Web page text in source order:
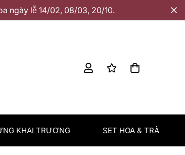
ngày lễ 14/02, 08/03, 20/10.
KHAI TRƯƠNG SET HOA & TRÀ